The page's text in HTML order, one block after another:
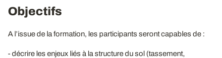
Objectifs
A l’issue de la formation, les participants seront capables de :
- décrire les enjeux liés à la structure du sol (tassement,